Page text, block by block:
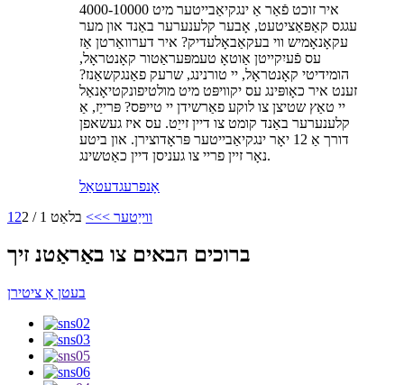
איר זוכט פֿאַר אַ ינגקיאַבייטער מיט 4000-10000
עגגס קאַפּאַציטעט, אָבער קלענערער באַנד און מער
עקאָנאָמיש ווי בעקאַבאָלעדיק? איר דערוואַרטן אַז
עס פֿעיִקייטן אַוטאָ טעמפּעראַטור קאָנטראָל,
הומידיטי קאָנטראָל, יי טורנינג, שרעק פאַנגקשאַנז?
זענט איר כאָופּינג עס יקוויפּט מיט מולטיפונקטיאָנאַל
יי טאַץ שטיצן צו לוקע פאַרשידן יי טייפּס? פּרייַז, אַ
קלענערער באַנד קומט צו דיין זייַט. עס איז געשאפן
דורך אַ 12 יאָר ינגקיאַבייטער פּראָדוצירן. און ביטע
נאָר זיין פריי צו געניסן דיין כאַטשינג.
אָנפרעגדעטאַל
1 2 ווייַטער >>> בלאַט 1 / 2
ברוכים הבאים צו באַראַטנ זיך
בעטן אַ ציטירן